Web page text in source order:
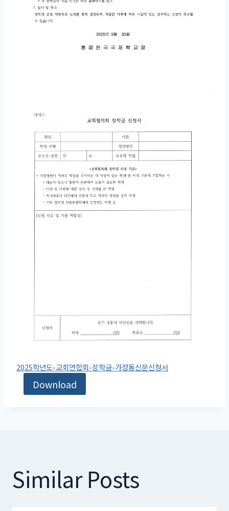
2025학년도-교회연합회-장학금-가정통신문신청서
Download
Similar Posts